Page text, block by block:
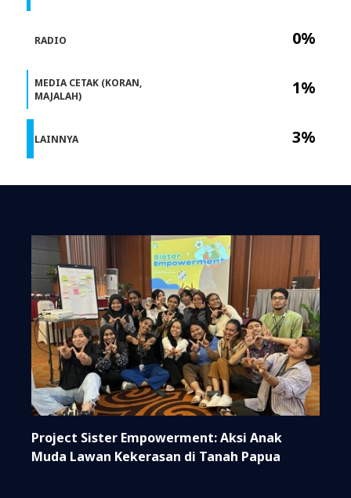
0%
1%
3%
RADIO
MEDIA CETAK (KORAN,
MAJALAH)
LAINNYA
Project Sister Empowerment: Aksi Anak
Muda Lawan Kekerasan di Tanah Papua